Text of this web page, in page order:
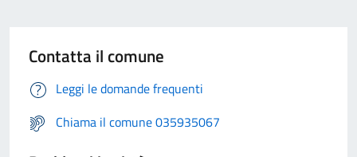
Contatta il comune
Leggi le domande frequenti
Chiama il comune 035935067